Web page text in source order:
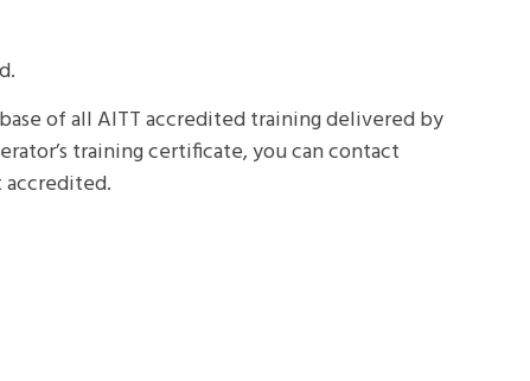
of all AITT accredited training delivered by
training certificate, you can contact